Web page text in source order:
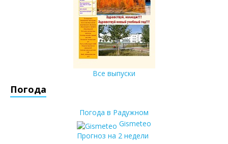
Все выпуски
Погода
Погода в Радужном
Gismeteo
Прогноз на 2 недели